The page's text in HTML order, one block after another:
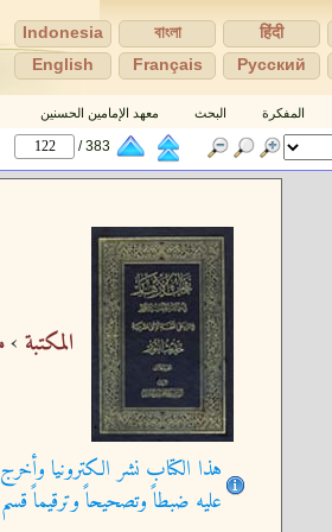
हिंदी
বাংলা
Indonesia
Pусский
Français
English
المفكرة البحث معهد الإمامين الحسنين
383 /
المكتبة ›
هذا الكتاب نشر الكترونيا
عليه ضبطاً وتصحيحاً وترقيماً قسم